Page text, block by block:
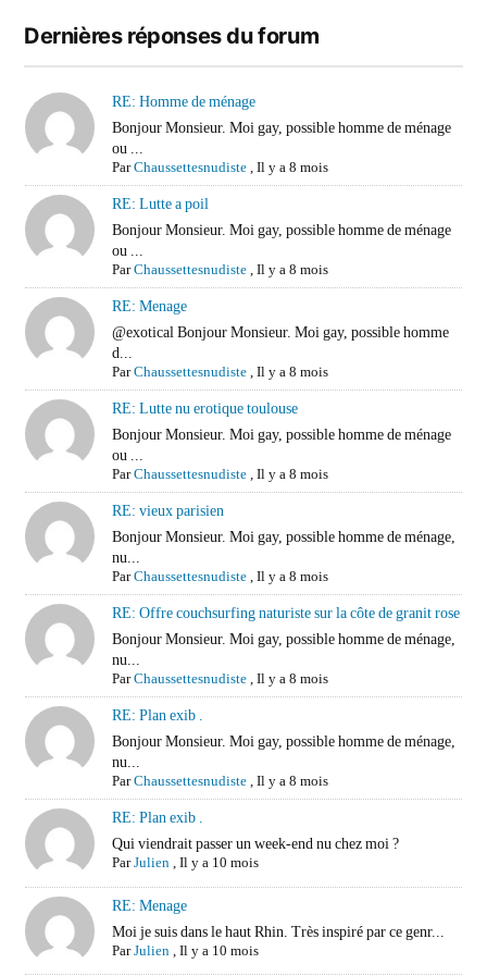
Dernières réponses du forum
RE: Homme de ménage
Bonjour Monsieur. Moi gay, possible homme de ménage
ou ...
ParChaussettesnudiste,Il y a 8 mois
RE: Lutte a poil
Bonjour Monsieur. Moi gay, possible homme de ménage
ou ...
ParChaussettesnudiste,Il y a 8 mois
RE: Menage
@exotical Bonjour Monsieur. Moi gay, possible homme
d...
ParChaussettesnudiste,Il y a 8 mois
RE: Lutte nu erotique toulouse
Bonjour Monsieur. Moi gay, possible homme de ménage
ou ...
ParChaussettesnudiste,Il y a 8 mois
RE: vieux parisien
Bonjour Monsieur. Moi gay, possible homme de ménage,
nu...
ParChaussettesnudiste,Il y a 8 mois
RE: Offre couchsurfing naturiste sur la côte de granit rose
Bonjour Monsieur. Moi gay, possible homme de ménage,
nu...
ParChaussettesnudiste,Il y a 8 mois
RE: Plan exib .
Bonjour Monsieur. Moi gay, possible homme de ménage,
nu...
ParChaussettesnudiste,Il y a 8 mois
RE: Plan exib .
Qui viendrait passer un week-end nu chez moi ?
ParJulien,Il y a 10 mois
RE: Menage
Moi je suis dans le haut Rhin. Très inspiré par ce genr...
ParJulien,Il y a 10 mois